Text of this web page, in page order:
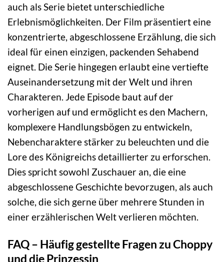
auch als Serie bietet unterschiedliche
Erlebnismöglichkeiten. Der Film präsentiert eine
konzentrierte, abgeschlossene Erzählung, die sich
ideal für einen einzigen, packenden Sehabend
eignet. Die Serie hingegen erlaubt eine vertiefte
Auseinandersetzung mit der Welt und ihren
Charakteren. Jede Episode baut auf der
vorherigen auf und ermöglicht es den Machern,
komplexere Handlungsbögen zu entwickeln,
Nebencharaktere stärker zu beleuchten und die
Lore des Königreichs detaillierter zu erforschen.
Dies spricht sowohl Zuschauer an, die eine
abgeschlossene Geschichte bevorzugen, als auch
solche, die sich gerne über mehrere Stunden in
einer erzählerischen Welt verlieren möchten.
FAQ – Häufig gestellte Fragen zu Choppy
und die Prinzessin